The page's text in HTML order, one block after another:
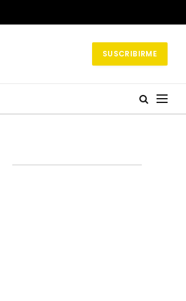
SUSCRIBIRME